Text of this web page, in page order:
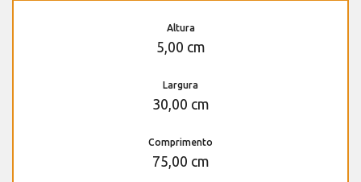
Altura
5,00 cm
Largura
30,00 cm
Comprimento
75,00 cm